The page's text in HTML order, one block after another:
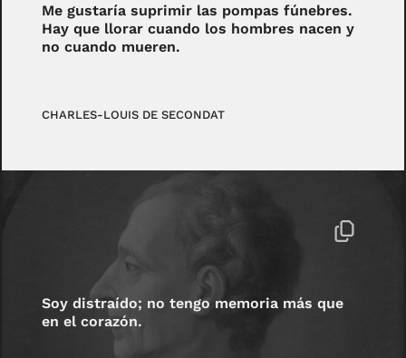
Me gustaría suprimir las pompas fúnebres.
Hay que llorar cuando los hombres nacen y
no cuando mueren.
CHARLES-LOUIS DE SECONDAT
Soy distraído; no tengo memoria más que
en el corazón.